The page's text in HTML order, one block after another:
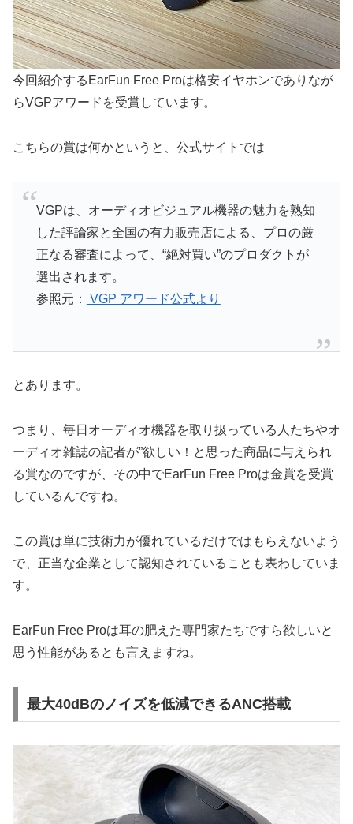
今回紹介するEarFun Free Proは格安イヤホンでありなが
らVGPアワードを受賞しています。
こちらの賞は何かというと、公式サイトでは
VGPは、オーディオビジュアル機器の魅力を熟知
した評論家と全国の有力販売店による、プロの厳
正なる審査によって、“絶対買い”のプロダクトが
選出されます。
参照元：
VGP アワード公式より
とあります。
つまり、毎日オーディオ機器を取り扱っている人たちやオ
ーディオ雑誌の記者が”欲しい！と思った商品に与えられ
る賞なのですが、その中でEarFun Free Proは金賞を受賞
しているんですね。
この賞は単に技術力が優れているだけではもらえないよう
で、正当な企業として認知されていることも表わしていま
す。
EarFun Free Proは耳の肥えた専門家たちですら欲しいと
思う性能があるとも言えますね。
最大40dBのノイズを低減できるANC搭載